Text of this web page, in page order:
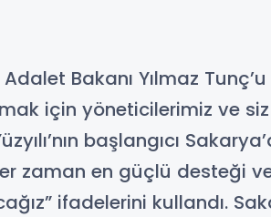
Bakanı Yılmaz
için yöneticilerimiz ve
başlangıcı
zaman en güçlü desteği
ifadelerini kullandı.